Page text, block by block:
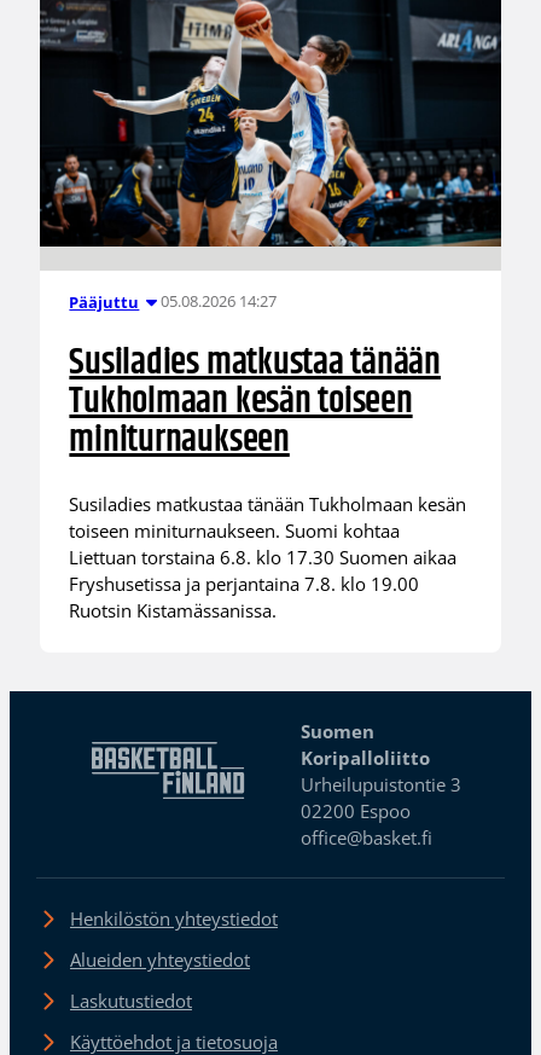
Pääjuttu 05.08.2026 14:27
Susiladies matkustaa tänään
Tukholmaan kesän toiseen
miniturnaukseen
Susiladies matkustaa tänään Tukholmaan kesän
toiseen miniturnaukseen. Suomi kohtaa
Liettuan torstaina 6.8. klo 17.30 Suomen aikaa
Fryshusetissa ja perjantaina 7.8. klo 19.00
Ruotsin Kistamässanissa.
Suomen
Koripalloliitto
Urheilupuistontie 3
02200 Espoo
office@basket.fi
Henkilöstön yhteystiedot
Alueiden yhteystiedot
Laskutustiedot
Käyttöehdot ja tietosuoja